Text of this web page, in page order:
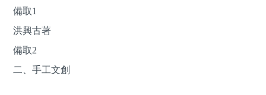
備取1
洪興古著
備取2
二、手工文創